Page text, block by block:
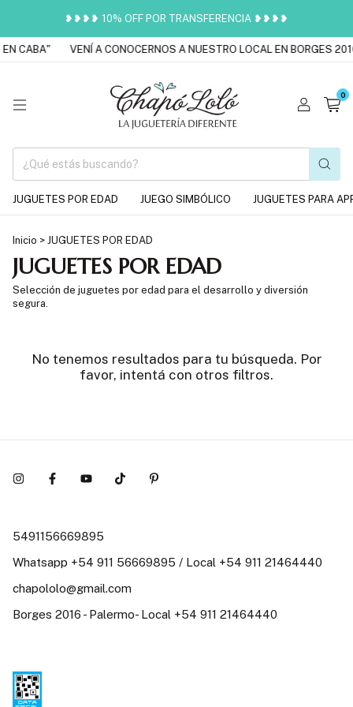
❥❥❥❥ 10% OFF POR TRANSFERENCIA ❥❥❥❥
CABA" VENÍ A CONOCERNOS A NUESTRO LOCAL EN BORGES
0
JUGUETES POR EDAD JUEGO SIMBÓLICO JUGUETES PARA
Inicio > JUGUETES POR EDAD
JUGUETES POR EDAD
Selección de juguetes por edad para el desarrollo y diversión
segura.
No tenemos resultados para tu búsqueda. Por
favor, intentá con otros filtros.
5491156669895
Whatsapp +54 911 56669895 / Local +54 911 21464440
chapololo@gmail.com
Borges 2016 - Palermo- Local +54 911 21464440